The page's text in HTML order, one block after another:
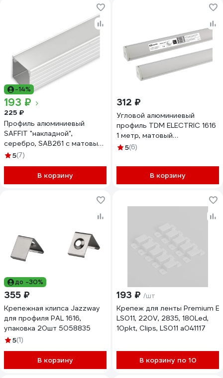
-14%
193 ₽
225 ₽
Профиль алюминиевый
SAFFIT "накладной",
серебро, SAB261 с матовым
экраном, 2 заглушками, 2
5(7)
В корзину
312 ₽
Угловой алюминиевый
профиль TDM ELECTRIC 1616
1 метр, матовый
рассеиватель, 2 заглушки, 2
5(6)
В корзину
до -30%
355 ₽
Крепежная клипса Jazzway
для профиля PAL 1616,
упаковка 20шт 5058835
5(1)
В корзину
193 ₽ /шт
Крепеж для ленты Premium
LS011, 220V, 2835, 180Led,
10pkt, Clips, LS011 a041117
В корзину по 10